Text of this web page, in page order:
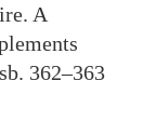
A
362–363